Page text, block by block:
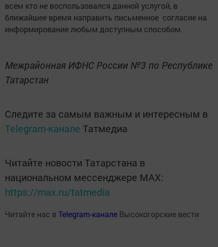
всем кто не воспользовался данной услугой, в
ближайшее время направить письменное согласие на
информирование любым доступным способом.
Межрайонная ИФНС России №3 по Республике
Татарстан
Следите за самым важным и интересным в
Telegram-канале Татмедиа
Читайте новости Татарстана в
национальном мессенджере MАХ:
https://max.ru/tatmedia
Читайте нас в Telegram-канале Высокогорские вести